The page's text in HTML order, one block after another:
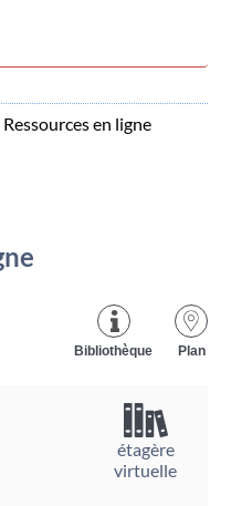
en ligne
Plan
Bibliothèque
étagère
virtuelle